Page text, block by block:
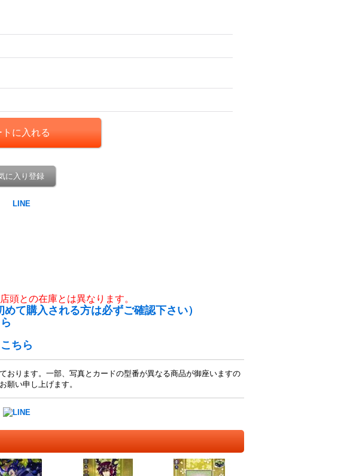
に入り登録
頭との在庫とは異なります。
て購入される方は必ずご確認下さい）
こちら
ります。一部、写真とカードの型番が異なる商品が御座いますの
願い申し上げます。